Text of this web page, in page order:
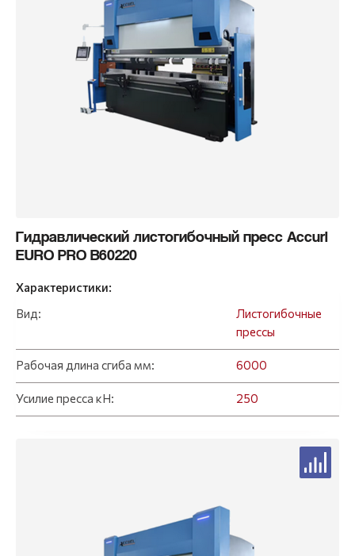
Гидравлический листогибочный пресс Accurl
EURO PRO B60220
Характеристики:
Вид:
Листогибочные
прессы
Рабочая длина сгиба мм: 6000
Усилие пресса кН: 250